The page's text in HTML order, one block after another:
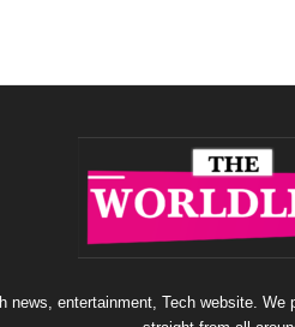
news, entertainment, Tech website.